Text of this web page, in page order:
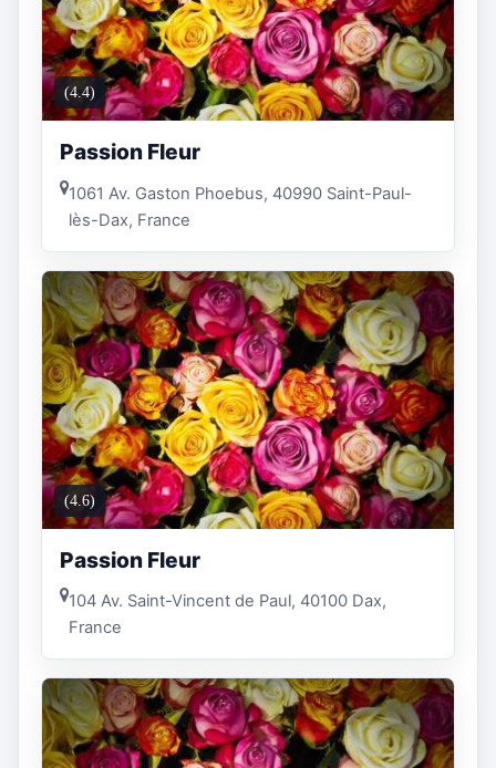
(4.4)
Passion Fleur
1061 Av. Gaston Phoebus, 40990 Saint-Paul-
lès-Dax, France
(4.6)
Passion Fleur
104 Av. Saint-Vincent de Paul, 40100 Dax,
France